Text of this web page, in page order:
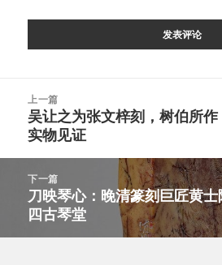
上一篇
上
篇
文
章：
吴让之为张文梓刻，树伯所
实物见证
下一篇
下
篇
文
刀映琴心：晚清篆刻巨匠黄
四古琴堂